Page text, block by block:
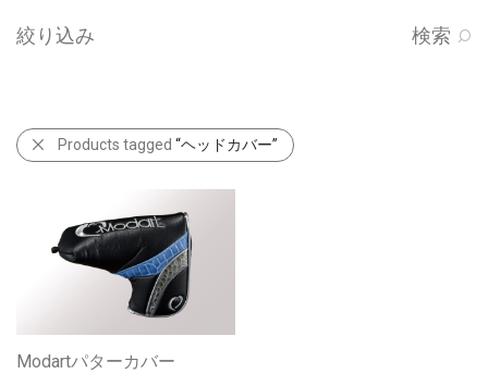
絞り込み 検索
Products tagged “ヘッドカバー”
Modartパターカバー